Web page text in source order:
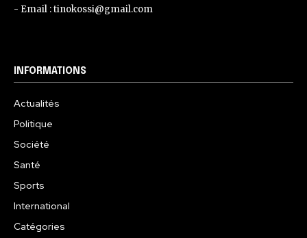
- Email : tinokossi@gmail.com
INFORMATIONS
Actualités
Politique
Société
Santé
Sports
International
Catégories